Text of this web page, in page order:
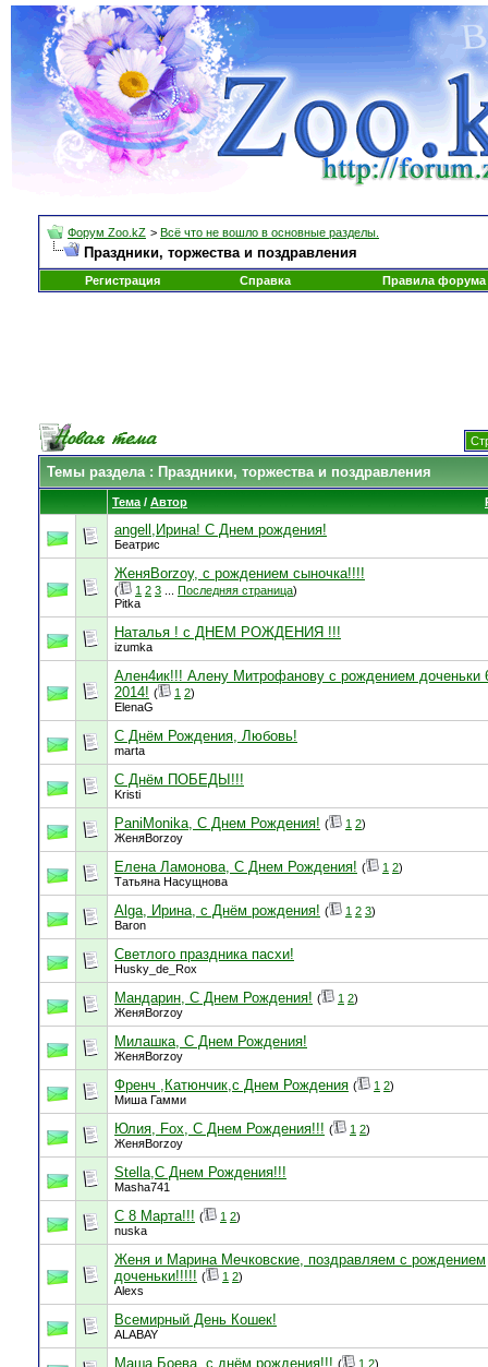
Форум Zoo.kZ > Всё что не вошло в основные разделы.
Праздники, торжества и поздравления
Регистрация Справка Правила форума
Темы раздела: Праздники, торжества и поздравления
Тема / Автор
angell,Ирина! С Днем рождения!
Беатрис
ЖеняBorzoy, с рождением сыночка!!!!
( 1 2 3 Последняя страница)
Pitka
Наталья ! с ДНЕМ РОЖДЕНИЯ !!!
izumka
Ален4ик!!! Алену Митрофанову с рождением доченьки
2014! ( 1 2)
ElenaG
С Днём Рождения, Любовь!
marta
С Днём ПОБЕДЫ!!!
Kristi
PaniMonika, С Днем Рождения! ( 1 2)
ЖеняBorzoy
Елена Ламонова, С Днем Рождения! ( 1 2)
Татьяна Насущнова
Alga, Ирина, с Днём рождения! ( 1 2 3)
Baron
Светлого праздника пасхи!
Husky_de_Rox
Мандарин, С Днем Рождения! ( 1 2)
ЖеняBorzoy
Милашка, С Днем Рождения!
ЖеняBorzoy
Френч ,Катюнчик,с Днем Рождения ( 1 2)
Миша Гамми
Юлия, Fox, С Днем Рождения!!! ( 1 2)
ЖеняBorzoy
Stella,С Днем Рождения!!!
Masha741
С 8 Марта!!! ( 1 2)
nuska
Женя и Марина Мечковские, поздравляем с рождением
доченьки!!!!! ( 1 2)
Alexs
Всемирный День Кошек!
ALABAY
Маша Боева, с днём рождения!!! ( 1 2)